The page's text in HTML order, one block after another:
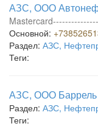
АЗС, ООО
Основной:
Раздел: АЗС,
Теги:
АЗС, ООО Баррель
Раздел: АЗС,
Теги: